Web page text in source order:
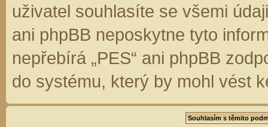
uživatel souhlasíte se všemi
ani phpBB neposkytne tyto
nepřebírá „PES“ ani phpBB
do systému, který by mohl vést